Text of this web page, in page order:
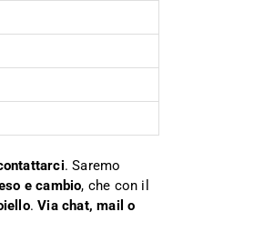
. Saremo
e cambio, che con il
.Via chat, mail o